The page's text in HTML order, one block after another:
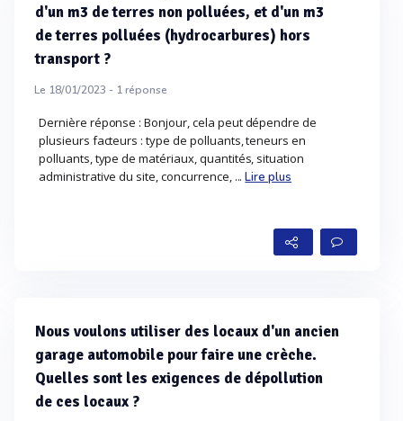
d'un m3 de terres non polluées, et d'un m3
de terres polluées (hydrocarbures) hors
transport ?
Le 18/01/2023 - 1réponse
Dernière réponse : Bonjour, cela peut dépendre de
plusieurs facteurs : type de polluants, teneurs en
polluants, type de matériaux, quantités, situation
administrative du site, concurrence, ...Lire plus
Nous voulons utiliser des locaux d'un ancien
garage automobile pour faire une crèche.
Quelles sont les exigences de dépollution
de ces locaux ?